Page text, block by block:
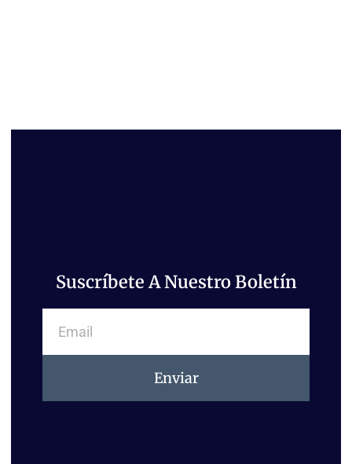
Suscríbete A Nuestro Boletín
Enviar